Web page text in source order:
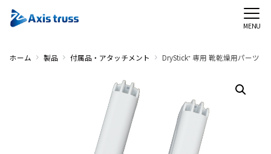
MENU
ホーム 製品 付属品・アタッチメント DryStick⁺ 専用 靴乾燥用パーツ